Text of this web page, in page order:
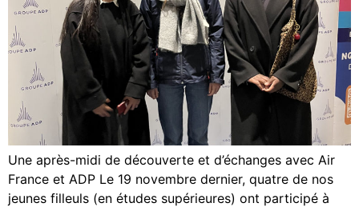
Une après-midi de découverte et d’échanges avec Air
France et ADP Le 19 novembre dernier, quatre de nos
jeunes filleuls (en études supérieures) ont participé à